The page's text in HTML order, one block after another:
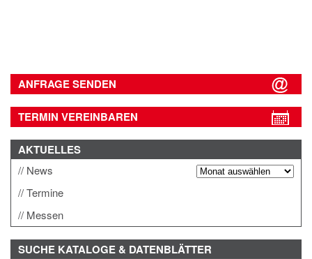
ANFRAGE SENDEN
TERMIN VEREINBAREN
AKTUELLES
News
Termine
Messen
SUCHE KATALOGE & DATENBLÄTTER